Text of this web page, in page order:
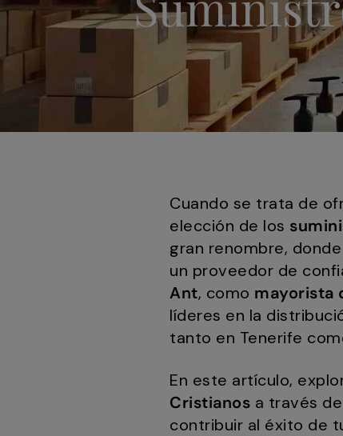
Cuando se trata de
elección de los
gran renombre,
un proveedor de
Ant, como mayorista
líderes en la
tanto en Tenerife
En este artículo,
Cristianos a través
contribuir al éxito de